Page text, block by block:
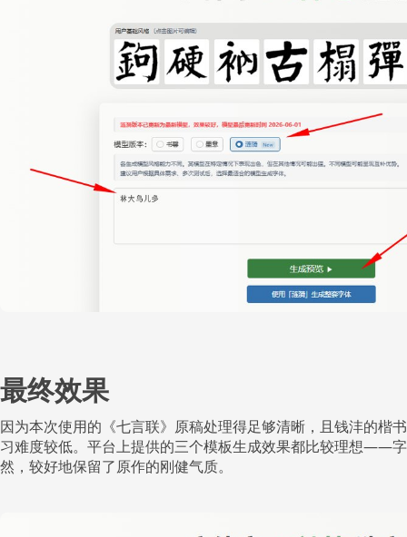
最终效果
因为本次使用的《七言联》原稿处理得足够清晰，且钱沣的楷
习难度较低。平台上提供的三个模板生成效果都比较理想——
然，较好地保留了原作的刚健气质。